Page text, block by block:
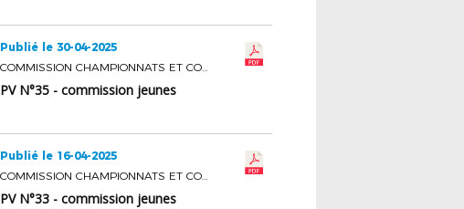
Publié le 30-04-2025
COMMISSION CHAMPIONNATS ET COUPES JEUNES
PV N°35 - commission jeunes
Publié le 16-04-2025
COMMISSION CHAMPIONNATS ET COUPES JEUNES
PV N°33 - commission jeunes